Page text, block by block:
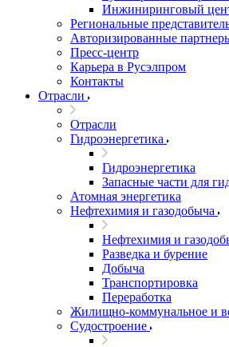
Инжиниринговый
Региональные
Авторизированные
Пресс-центр
Карьера в Русэлпром
Контакты
Отрасли
Отрасли
Гидроэнергетика
Гидроэнергетика
Запасные части для
Атомная энергетика
Нефтехимия и газодобыча
Нефтехимия и
Разведка и бурение
Добыча
Транспортировка
Переработка
Жилищно-коммунальное и
Судостроение